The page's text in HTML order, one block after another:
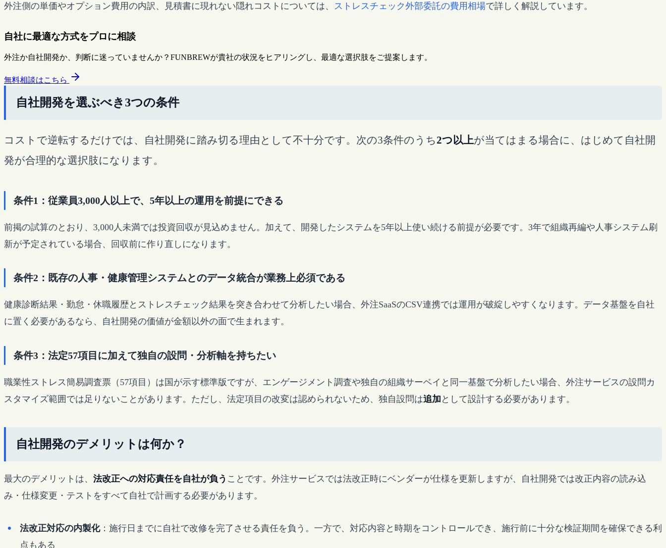
外注側の単価やオプション費用の内訳、見積書に現れない隠れコストについては、 ストレスチェック外部委託の費用相場で詳しく解説しています。
自社に最適な方式をプロに相談
外注か自社開発か、判断に迷っていませんか？FUNBREWが貴社の状況をヒアリングし、最適な選択肢をご提案します。
無料相談はこちら
自社開発を選ぶべき3つの条件
コストで逆転するだけでは、自社開発に踏み切る理由として不十分です。次の3条件のうち2つ以上が当てはまる場合に、はじめて自社開
発が合理的な選択肢になります。
条件1：従業員3,000人以上で、5年以上の運用を前提にできる
前掲の試算のとおり、3,000人未満では投資回収が見込めません。加えて、開発したシステムを5年以上使い続ける前提が必要です。3年で組織再編や人事システム刷
新が予定されている場合、回収前に作り直しになります。
条件2：既存の人事・健康管理システムとのデータ統合が業務上必須である
健康診断結果・勤怠・休職履歴とストレスチェック結果を突き合わせて分析したい場合、外注SaaSのCSV連携では運用が破綻しやすくなります。データ基盤を自社
に置く必要があるなら、自社開発の価値が金額以外の面で生まれます。
条件3：法定57項目に加えて独自の設問・分析軸を持ちたい
職業性ストレス簡易調査票（57項目）は国が示す標準版ですが、エンゲージメント調査や独自の組織サーベイと同一基盤で分析したい場合、外注サービスの設問カ
スタマイズ範囲では足りないことがあります。ただし、法定項目の改変は認められないため、独自設問は追加 として設計する必要があります。
自社開発のデメリットは何か？
最大のデメリットは、 法改正への対応責任を自社が負う ことです。外注サービスでは法改正時にベンダーが仕様を更新しますが、自社開発では改正内容の読み込
み・仕様変更・テストをすべて自社で計画する必要があります。
法改正対応の内製化：施行日までに自社で改修を完了させる責任を負う。一方で、対応内容と時期をコントロールでき、施行前に十分な検証期間を確保できる利
点もある